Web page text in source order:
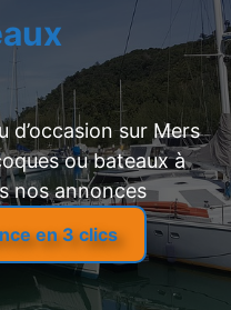
sur Mers
ou bateaux à
nos annonces
en 3 clics